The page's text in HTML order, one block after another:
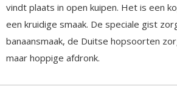
vindt plaats in open kuipen. Het is een
een kruidige smaak. De speciale gist
banaansmaak, de Duitse hopsoorten
maar hoppige afdronk.